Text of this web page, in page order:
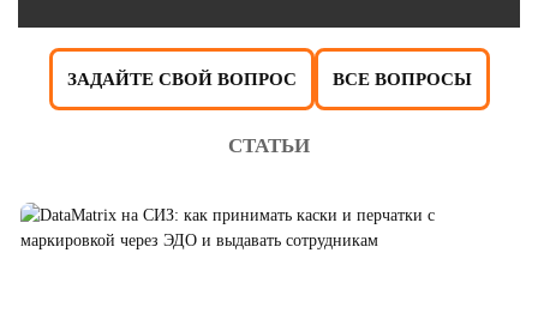
ЗАДАЙТЕ СВОЙ ВОПРОС ВСЕ ВОПРОСЫ
СТАТЬИ